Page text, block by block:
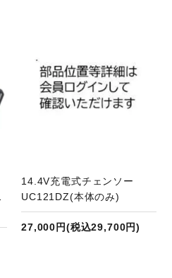
14.4V充電式チェンソー
UC121DZ(本体のみ)
27,000円(税込29,700円)